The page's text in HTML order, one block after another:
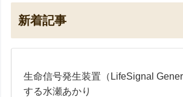
新着記事
生命信号発生装置（LifeSignal
する水瀬あかり